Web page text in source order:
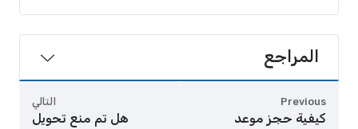
المراجع
Previous
كيفية حجز موعد
التالي
هل تم منع تحويل